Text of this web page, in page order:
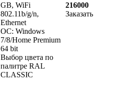
GB, WiFi
802.11b/g/n,
Ethernet
ОС: Windows
7/8/Home Premium
64 bit
Выбор цвета по
палитре RAL
CLASSIC
216000
Заказать